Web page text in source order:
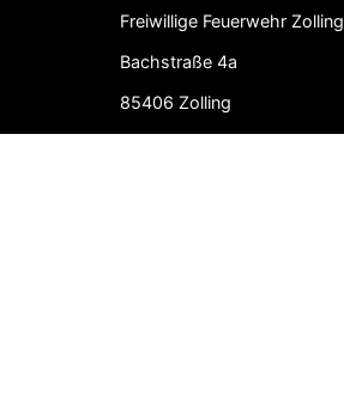
Freiwillige Feuerwehr Zolling
Bachstraße 4a
85406 Zolling